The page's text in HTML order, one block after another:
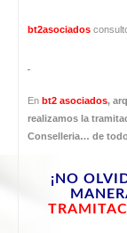
bt2asociados
En bt2 asociados,
realizamos la
Conselleria… de
¡NO